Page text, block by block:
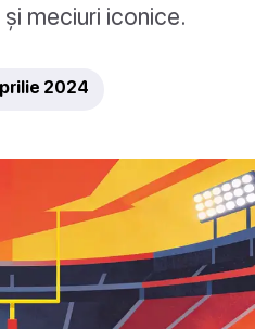
meciuri iconice.
2024